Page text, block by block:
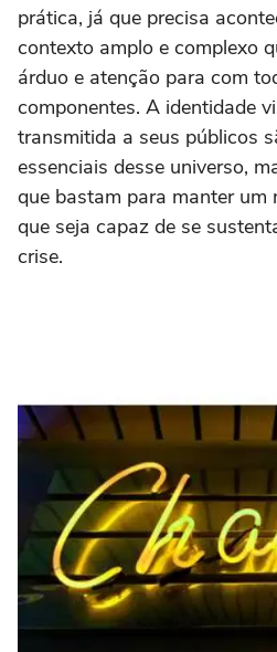
prática, já que precisa
contexto amplo e complexo
árduo e atenção para com
componentes. A identidade
transmitida a seus públicos
essenciais desse universo,
que bastam para manter um
que seja capaz de se
crise.